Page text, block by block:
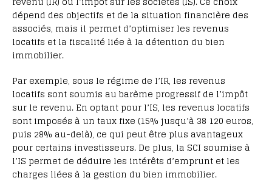
dépend des objectifs et de la situation financière des
associés, mais il permet d’optimiser les revenus
locatifs et la fiscalité liée à la détention du bien
immobilier.
Par exemple, sous le régime de l’IR, les revenus
locatifs sont soumis au barème progressif de l’impôt
sur le revenu. En optant pour l’IS, les revenus locatifs
sont imposés à un taux fixe (15% jusqu’à 38 120 euros,
puis 28% au-delà), ce qui peut être plus avantageux
pour certains investisseurs. De plus, la SCI soumise à
l’IS permet de déduire les intérêts d’emprunt et les
charges liées à la gestion du bien immobilier.